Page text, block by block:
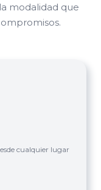
modalidad que
cualquier lugar